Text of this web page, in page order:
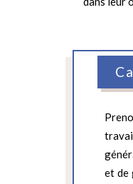
et de